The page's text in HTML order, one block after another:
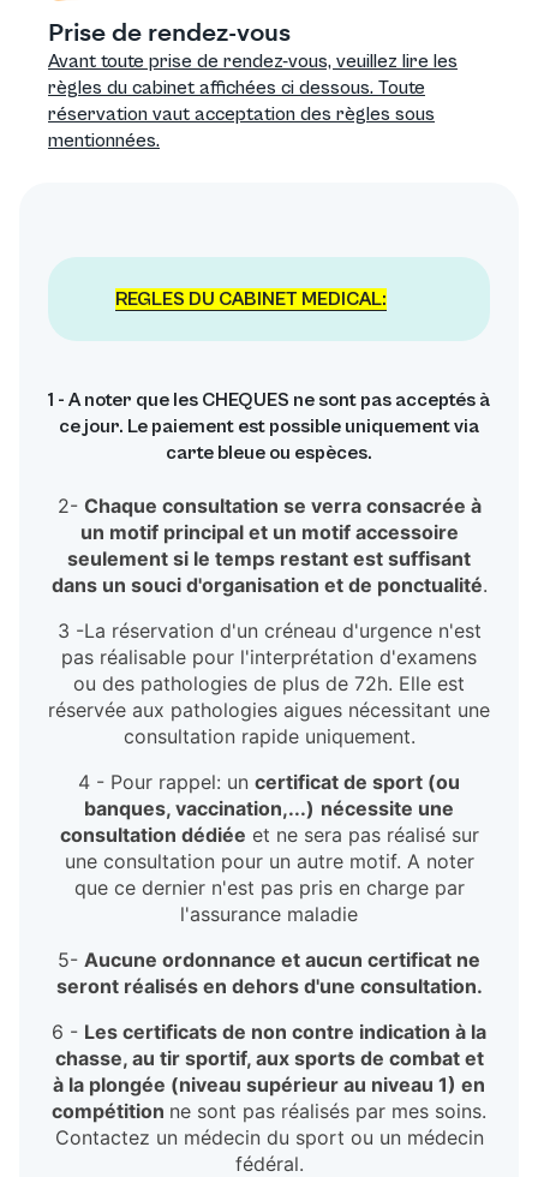
Prise de rendez-vous
Avant toute prise de rendez-vous, veuillez lire les
règles du cabinet affichées ci dessous. Toute
réservation vaut acceptation des règles sous
mentionnées.
REGLES DU CABINET MEDICAL:
1 - A noter que les CHEQUES ne sont pas acceptés à
ce jour. Le paiement est possible uniquement via
carte bleue ou espèces.
2- Chaque consultation se verra consacrée à
un motif principal et un motif accessoire
seulement si le temps restant est suffisant
dans un souci d'organisation et de ponctualité.
3 -La réservation d'un créneau d'urgence n'est
pas réalisable pour l'interprétation d'examens
ou des pathologies de plus de 72h. Elle est
réservée aux pathologies aigues nécessitant une
consultation rapide uniquement.
4 - Pour rappel: un certificat de sport (ou
banques, vaccination,...) nécessite une
consultation dédiée et ne sera pas réalisé sur
une consultation pour un autre motif. A noter
que ce dernier n'est pas pris en charge par
l'assurance maladie
5- Aucune ordonnance et aucun certificat ne
seront réalisés en dehors d'une consultation.
6 - Les certificats de non contre indication à la
chasse, au tir sportif, aux sports de combat et
à la plongée (niveau supérieur au niveau 1) en
compétition ne sont pas réalisés par mes soins.
Contactez un médecin du sport ou un médecin
fédéral.